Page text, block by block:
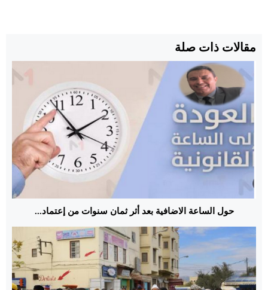
مقالات ذات صلة
حول الساعة الاضافية بعد أثر ثمان سنوات من إعتماد...